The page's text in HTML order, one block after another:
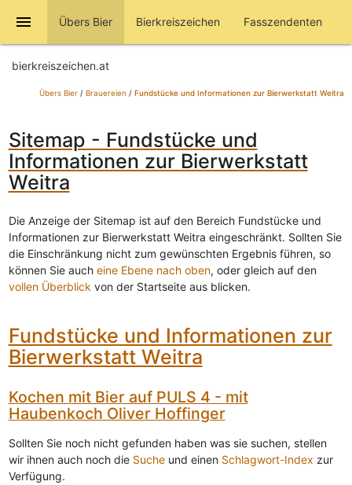
menu Übers Bier Bierkreiszeichen Fasszendenten
bierkreiszeichen.at
Übers Bier/ Brauereien / Fundstücke und Informationen zur Bierwerkstatt Weitra
Sitemap - Fundstücke und
Informationen zur Bierwerkstatt
Weitra
Die Anzeige der Sitemap ist auf den Bereich Fundstücke und
Informationen zur Bierwerkstatt Weitra eingeschränkt. Sollten Sie
die Einschränkung nicht zum gewünschten Ergebnis führen, so
können Sie auch eine Ebene nach oben, oder gleich auf den
vollen Überblick von der Startseite aus blicken.
Fundstücke und Informationen zur
Bierwerkstatt Weitra
Kochen mit Bier auf PULS 4 - mit
Haubenkoch Oliver Hoffinger
Sollten Sie noch nicht gefunden haben was sie suchen, stellen
wir ihnen auch noch die Sucheund einen Schlagwort-Index zur
Verfügung.